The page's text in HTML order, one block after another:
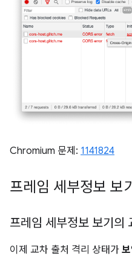
Chromium 문제: 1141824
프레임 세부정보 보
프레임 세부정보 보기의
이제 교차 출처 격리 상태가